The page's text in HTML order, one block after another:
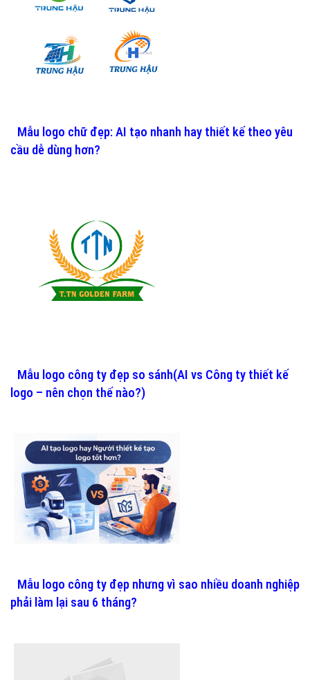
Mẫu logo chữ đẹp: AI tạo nhanh hay thiết kế theo yêu
cầu dễ dùng hơn?
Mẫu logo công ty đẹp so sánh(AI vs Công ty thiết kế
logo – nên chọn thế nào?)
Mẫu logo công ty đẹp nhưng vì sao nhiều doanh nghiệp
phải làm lại sau 6 tháng?